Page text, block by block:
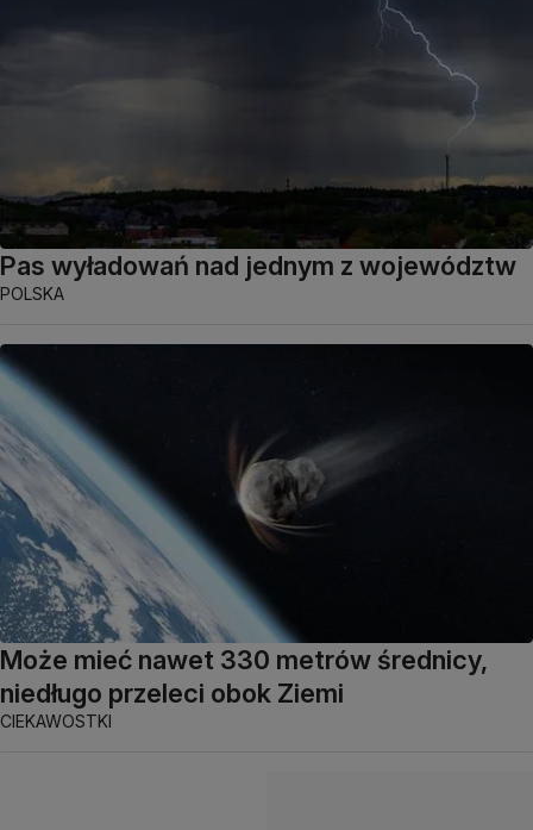
Pas wyładowań nad jednym z województw
POLSKA
Może mieć nawet 330 metrów średnicy,
niedługo przeleci obok Ziemi
CIEKAWOSTKI